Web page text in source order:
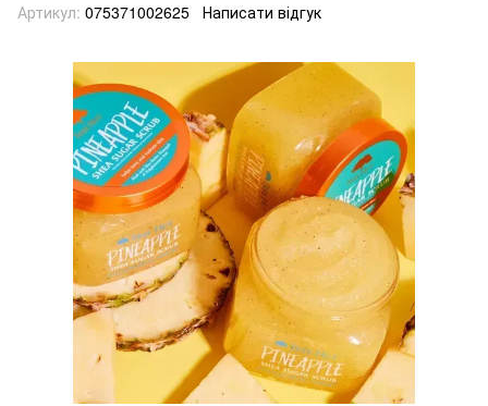
Артикул: 075371002625 Написати відгук